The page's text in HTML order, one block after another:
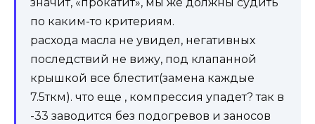
по каким-то критериям.
расхода масла не увидел, негативных
последствий не вижу, под клапанной
крышкой все блестит(замена каждые
7.5ткм). что еще , компрессия упадет? так в
-33 заводится без подогревов и заносов